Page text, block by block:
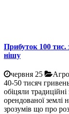
Прибуток 100
нішу
червня 25
40-50 тисяч
обіцяли
орендованої
зрозумів що про